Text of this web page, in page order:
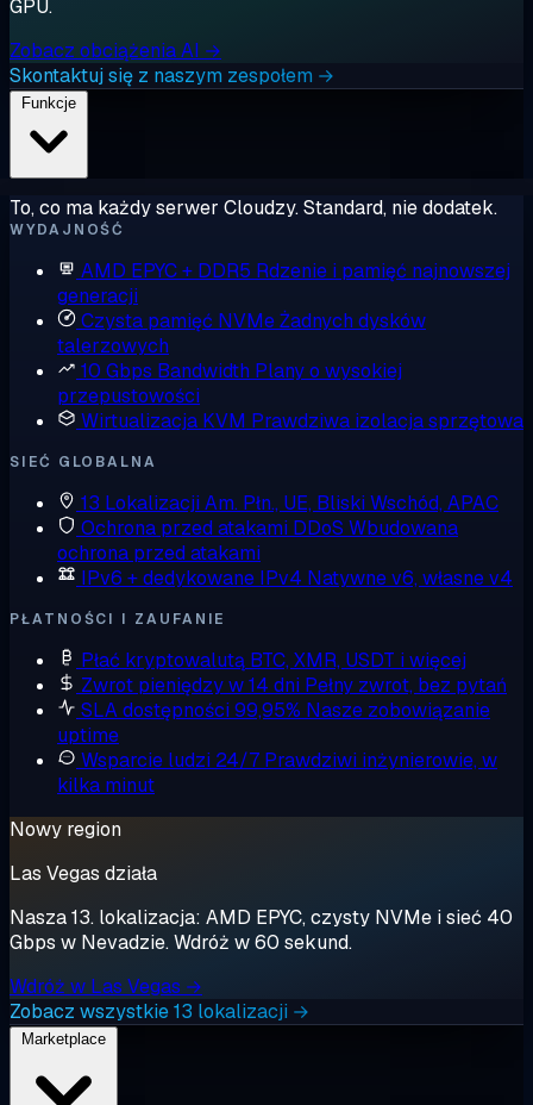
GPU.
Zobacz obciążenia AI →
Skontaktuj się z naszym zespołem →
To, co ma każdy serwer Cloudzy. Standard, nie dodatek.
WYDAJNOŚĆ
AMD EPYC + DDR5 Rdzenie i pamięć najnowszej
generacji
Czysta pamięć NVMeŻadnych dysków
talerzowych
10 Gbps Bandwidth Plany o wysokiej
przepustowości
Wirtualizacja KVM Prawdziwa izolacja sprzętowa
SIEĆ GLOBALNA
13 Lokalizacji Am. Płn., UE, Bliski Wschód, APAC
Ochrona przed atakami DDoS Wbudowana
ochrona przed atakami
IPv6 + dedykowane IPv4 Natywne v6, własne v4
PŁATNOŚCI I ZAUFANIE
Płać kryptowalutą BTC, XMR, USDT i więcej
Zwrot pieniędzy w 14 dni Pełny zwrot, bez pytań
SLA dostępności 99,95% Nasze zobowiązanie
uptime
Wsparcie ludzi 24/7 Prawdziwi inżynierowie, w
kilka minut
Nowy region
Las Vegas działa
Nasza 13. lokalizacja: AMD EPYC, czysty NVMe i sieć 40
Gbps w Nevadzie. Wdróż w 60 sekund.
Wdróż w Las Vegas →
Zobacz wszystkie 13 lokalizacji →